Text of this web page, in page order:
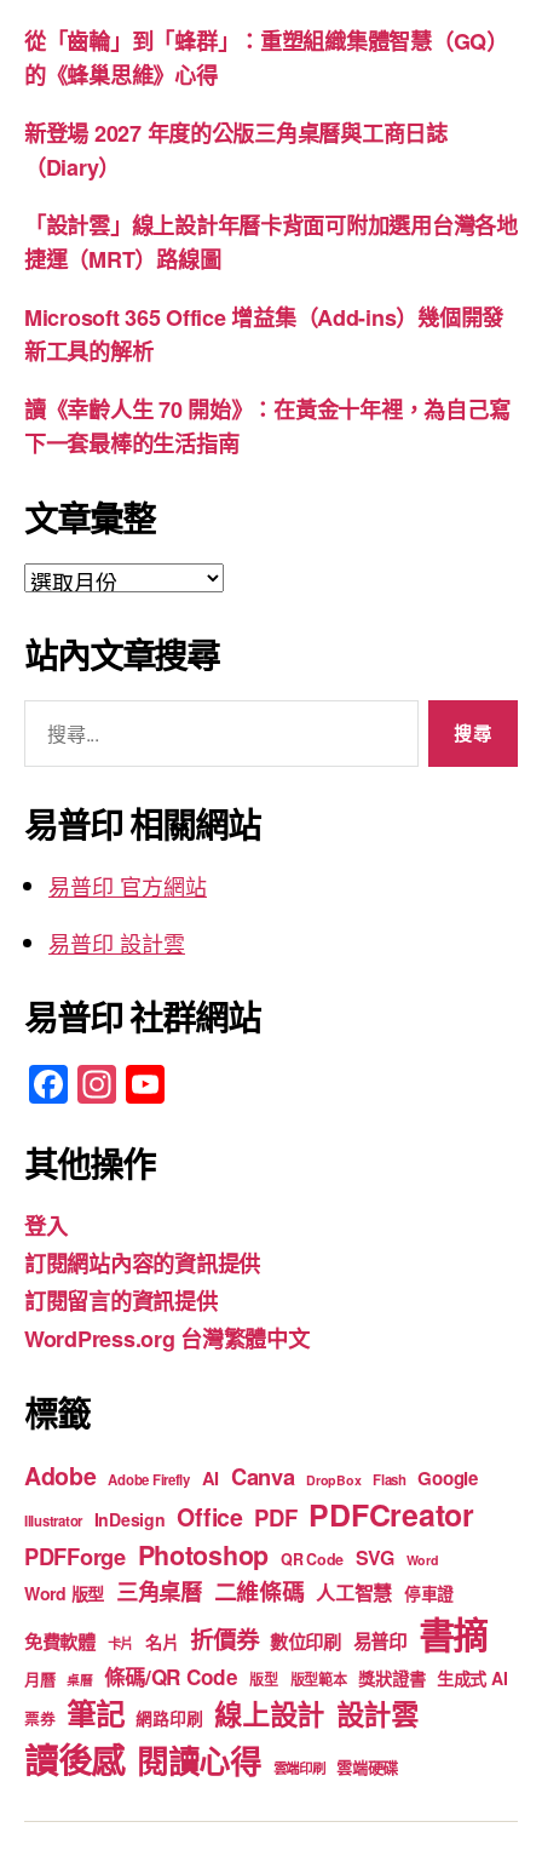
從「齒輪」到「蜂群」：重塑組織集體智慧（GQ）
的《蜂巢思維》心得
新登場 2027 年度的公版三角桌曆與工商日誌
（Diary）
「設計雲」線上設計年曆卡背面可附加選用台灣各地
捷運（MRT）路線圖
Microsoft 365 Office 增益集（Add-ins）幾個開發
新工具的解析
讀《幸齡人生 70 開始》：在黃金十年裡，為自己寫
下一套最棒的生活指南
文章彙整
文
彙
整
站內文章搜尋
關
鍵
字:
易普印 相關網站
易普印 官方網站
易普印 設計雲
易普印 社群網站
F
a
c
b
o
o
k
In
st
a
gr
a
m
u
b
e
其他操作
登入
訂閱網站內容的資訊提供
訂閱留言的資訊提供
WordPress.org 台灣繁體中文
標籤
Adobe Adobe Firefly AI Canva DropBox Flash Google
Illustrator InDesign Office PDF PDFCreator
PDFForge Photoshop QR Code SVG Word
Word 版型 三角桌曆 二維條碼 人工智慧 停車證
免費軟體 卡片 名片 折價券 數位印刷 易普印 書摘
月曆 桌曆 條碼/QR Code 版型 版型範本 獎狀證書 生成式 AI
票券 筆記 網路印刷 線上設計 設計雲
讀後感 閱讀心得 雲端印刷 雲端硬碟